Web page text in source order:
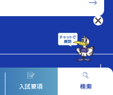
入試要項 検索